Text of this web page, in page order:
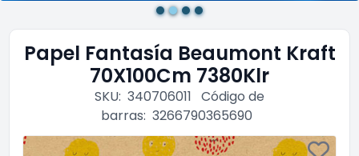
Papel Fantasía Beaumont Kraft
70X100Cm 7380Klr
SKU: 340706011 Código de
barras: 3266790365690